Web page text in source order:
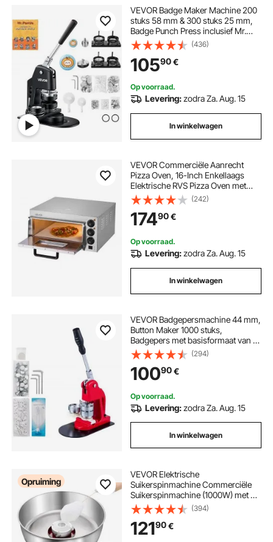
VEVOR Badge Maker Machine 200
stuks 58 mm & 300 stuks 25 mm,
Badge Punch Press inclusief Mr.
Panda Magic Book & Inbussleutel,
Badge Press Badge
Aluminiumlegering Button Maker
(436)
10590€
Op voorraad.
Levering:zodra Za. Aug. 15
In winkelwagen
VEVOR Commerciële Aanrecht
Pizza Oven, 16-Inch Enkellaags
Elektrische RVS Pizza Oven met
Steen en Handvat, Multifunctionele
Binnen Pizza Maker voor het
Bakken van Pretzels in
Thuisrestaurant
(242)
17490€
Op voorraad.
Levering:zodra Za. Aug. 15
In winkelwagen
VEVOR Badgepersmachine 44 mm,
Button Maker 1000 stuks,
Badgepers met basisformaat van 16
x 29 cm, Stansmachine met
gebruiksvriendelijke handgreep,
voor het maken van badges en
buttons
(294)
10090€
Op voorraad.
Levering:zodra Za. Aug. 15
In winkelwagen
Opruiming
VEVOR Elektrische
Suikerspinmachine Commerciële
Suikerspinmachine (1000W) met 52
cm roestvrijstalen kom,
suikerschep en lade, perfect voor
kinderfeestjes en familiefeestjes
Rood
(394)
12190€